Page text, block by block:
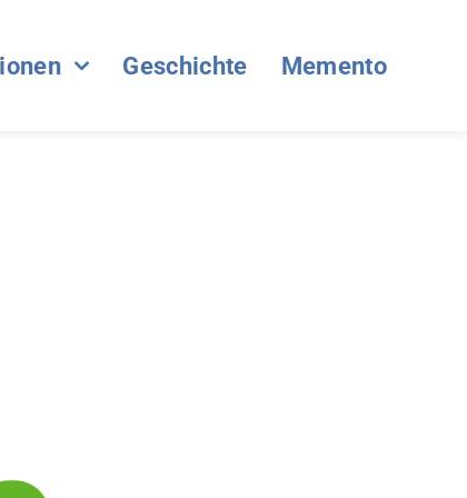
Geschichte Memento